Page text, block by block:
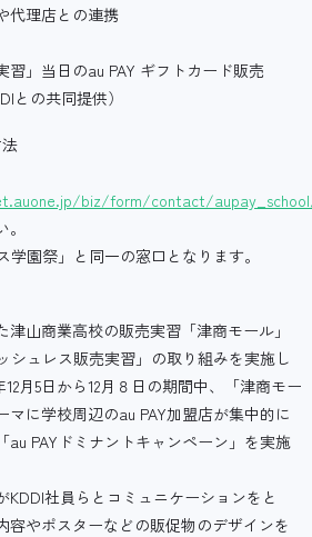
代理店との連携
習」当日のau PAY ギフトカード販売
との共同提供）
biz/form/contact/
園祭」と同一の窓口となります。
津山商業高校の販売実習「津商モール」
シュレス販売実習」の取り組みを実施し
12月5日から12月８日の期間中、「津商モー
に学校周辺のau PAY加盟店が集中的に
au PAYドミナントキャンペーン」を実施
KDDI社員らとコミュニケーションをと
容やポスターなどの販促物のデザインを